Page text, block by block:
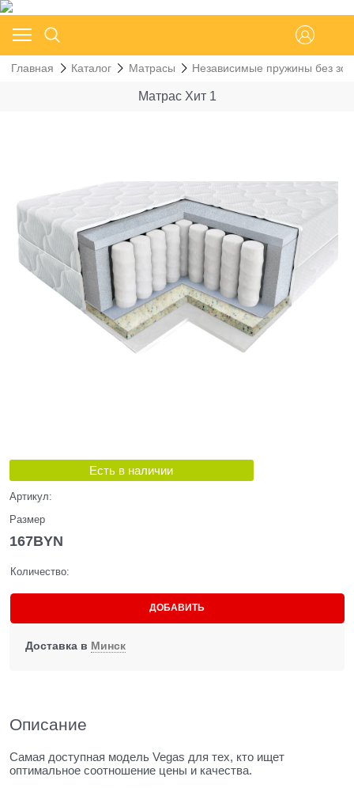
Главная Каталог Матрасы Независимые пружины без зон
Матрас Хит 1
Есть в наличии
Артикул:
Размер
167BYN
Количество:
ДОБАВИТЬ
Доставка в Минск
Описание
Самая доступная модель Vegas для тех, кто ищет
оптимальное соотношение цены и качества.